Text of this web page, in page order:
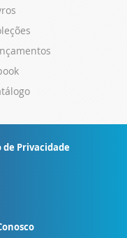
de Privacidade